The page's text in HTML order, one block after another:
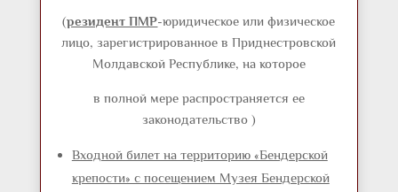
(резидент ПМР-юридическое или физическое
лицо, зарегистрированное в Приднестровской
Молдавской Республике, на которое
в полной мере распространяется ее
законодательство)
Входной билет на территорию «Бендерской
крепости» с посещением Музея Бендерской